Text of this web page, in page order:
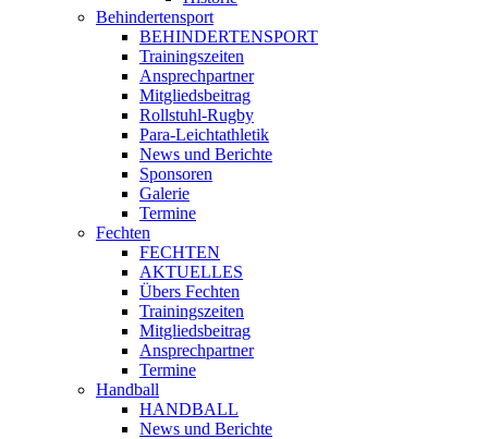
Behindertensport
BEHINDERTENSPORT
Trainingszeiten
Ansprechpartner
Mitgliedsbeitrag
Rollstuhl-Rugby
Para-Leichtathletik
News und Berichte
Sponsoren
Galerie
Termine
Fechten
FECHTEN
AKTUELLES
Übers Fechten
Trainingszeiten
Mitgliedsbeitrag
Ansprechpartner
Termine
Handball
HANDBALL
News und Berichte